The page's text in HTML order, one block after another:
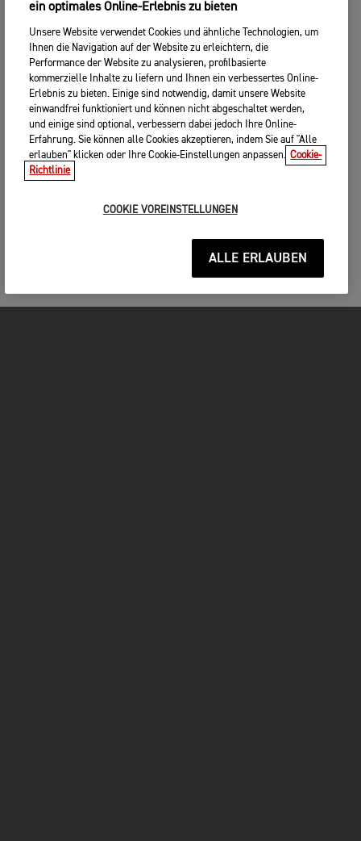
ein optimales Online-Erlebnis zu bieten
Unsere Website verwendet Cookies und ähnliche Technologien, um
Ihnen die Navigation auf der Website zu erleichtern, die
Performance der Website zu analysieren, profilbasierte
kommerzielle Inhalte zu liefern und Ihnen ein verbessertes Online-
Erlebnis zu bieten. Einige sind notwendig, damit unsere Website
einwandfrei funktioniert und können nicht abgeschaltet werden,
und einige sind optional, verbessern dabei jedoch Ihre Online-
Erfahrung. Sie können alle Cookies akzeptieren, indem Sie auf "Alle
erlauben" klicken oder Ihre Cookie-Einstellungen anpassen. Cookie-
Richtlinie
COOKIE VOREINSTELLUNGEN
ALLE ERLAUBEN